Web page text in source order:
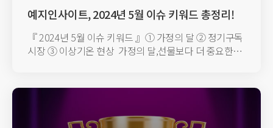
예지인사이트, 2024년 5월 이슈 키워드 총정리!
『 2024년 5월 이슈 키워드 』① 가정의 달 ② 정기구독
시장 ③ 이상기온 현상 가정의 달,​선물보다 더 중요한